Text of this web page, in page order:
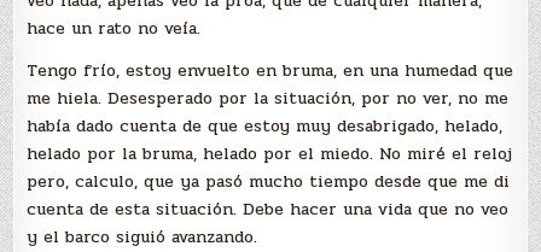
hace un rato no veía.
Tengo frío, estoy envuelto en bruma, en una humedad que
me hiela. Desesperado por la situación, por no ver, no me
había dado cuenta de que estoy muy desabrigado, helado,
helado por la bruma, helado por el miedo. No miré el reloj
pero, calculo, que ya pasó mucho tiempo desde que me di
cuenta de esta situación. Debe hacer una vida que no veo
y el barco siguió avanzando.